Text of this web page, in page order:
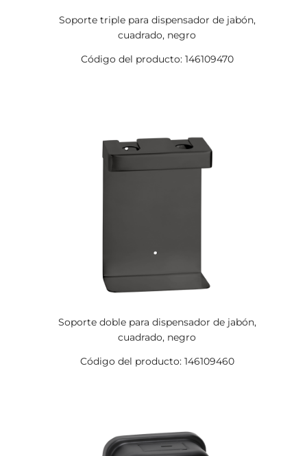
Soporte triple para dispensador de jabón,
cuadrado, negro
Código del producto: 146109470
Soporte doble para dispensador de jabón,
cuadrado, negro
Código del producto: 146109460